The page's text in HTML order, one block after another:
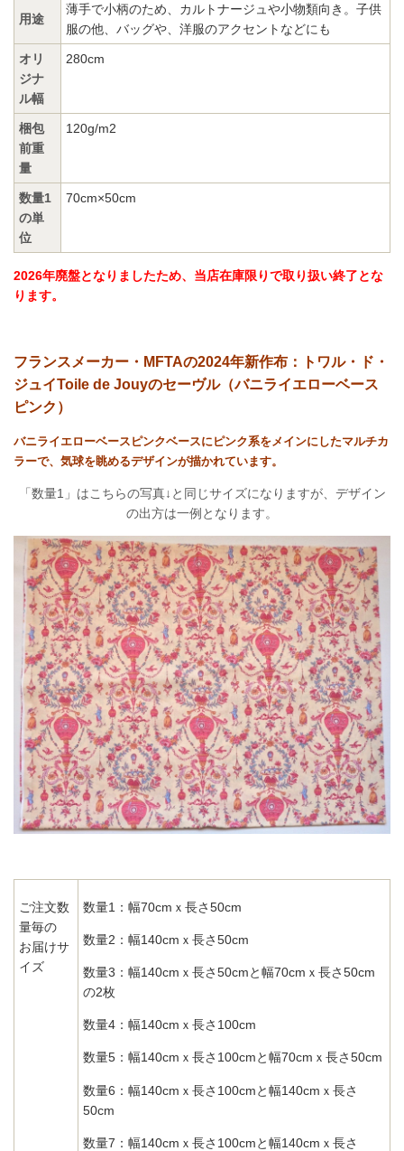
用途
薄手で小柄のため、カルトナージュや小物類向き。子供
服の他、バッグや、洋服のアクセントなどにも
オリ
ジナ
ル幅
280cm
梱包
前重
量
120g/m2
数量1
の単
位
70cm×50cm
2026年廃盤となりましたため、当店在庫限りで取り扱い終了とな
ります。
フランスメーカー・MFTAの2024年新作布：トワル・ド・
ジュイToile de Jouyのセーヴル（バニライエローベース
ピンク）
バニライエローベースピンクベースにピンク系をメインにしたマルチカ
ラーで、気球を眺めるデザインが描かれています。
「数量1」はこちらの写真↓と同じサイズになりますが、デザイン
の出方は一例となります。
ご注文数
量毎の
お届けサ
イズ
数量1：幅70cmｘ長さ50cm
数量2：幅140cmｘ長さ50cm
数量3：幅140cmｘ長さ50cmと幅70cmｘ長さ50cm
の2枚
数量4：幅140cmｘ長さ100cm
数量5：幅140cmｘ長さ100cmと幅70cmｘ長さ50cm
数量6：幅140cmｘ長さ100cmと幅140cmｘ長さ
50cm
数量7：幅140cmｘ長さ100cmと幅140cmｘ長さ